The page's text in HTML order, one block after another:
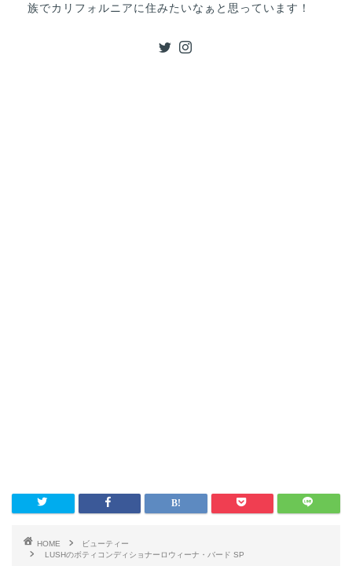
族でカリフォルニアに住みたいなぁと思っています！
HOME
ビューティー
LUSHのボティコンディショナーロウィーナ・バード SP